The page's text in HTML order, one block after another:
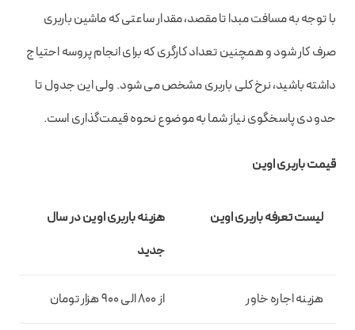
با توجه به مسافت مبدا تا مقصد، مقدار ساعتی که ماشین باربری
صرف کار شود و همچنین تعداد کارگری که برای انجام پروسه احتیاج
داشته باشید، نرخ کلی باربری مشخص می شود. ولی این جدول تا
حدودی پاسخگوی نیاز شما به موضوع نحوه قیمت‌گذاری است.
قیمت باربری اوین
لیست تعرفه باربری اوین
هزینه باربری اوین در سال
جدید
هزینه اجاره خاور از 800 الی 900 هزار تومان